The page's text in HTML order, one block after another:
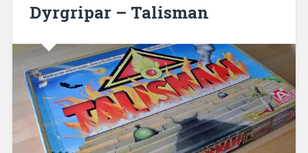
Dyrgripar – Talisman